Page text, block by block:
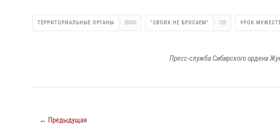
ТЕРРИТОРИАЛЬНЫЕ ОРГАНЫ 28595 "СВОИХ НЕ БРОСАЕМ" 720 УРОК
Пресс-служба Сибирского ордена
← Предыдущая